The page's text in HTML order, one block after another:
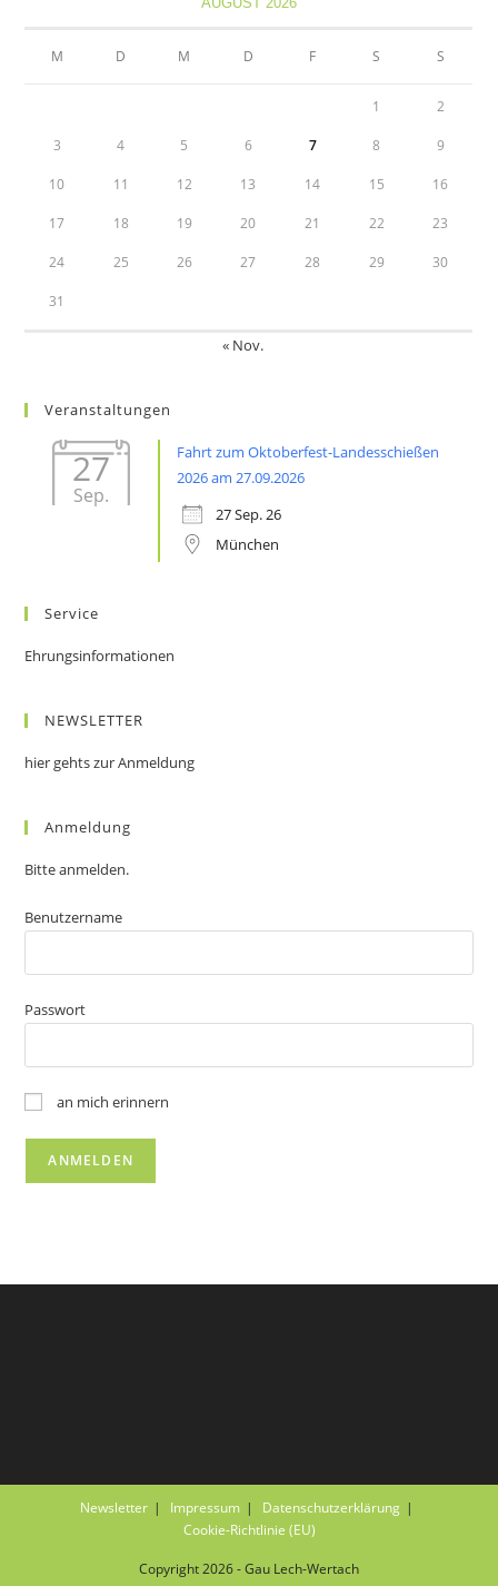
M D M D F S S
1 2
3 4 5 6 7 8 9
10 11 12 13 14 15 16
17 18 19 20 21 22 23
24 25 26 27 28 29 30
31
« Nov.
Veranstaltungen
27
Sep.
Fahrt zum Oktoberfest-Landesschießen
2026 am 27.09.2026
27 Sep. 26
München
Service
Ehrungsinformationen
NEWSLETTER
hier gehts zur Anmeldung
Anmeldung
Bitte anmelden.
Benutzername
Passwort
an mich erinnern
Newsletter Impressum
Datenschutzerklärung
Cookie-Richtlinie (EU)
Copyright 2026 - Gau Lech-Wertach